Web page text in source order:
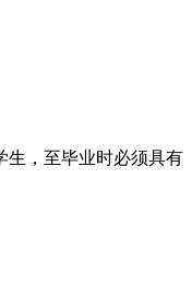
生，至毕业时必须具有